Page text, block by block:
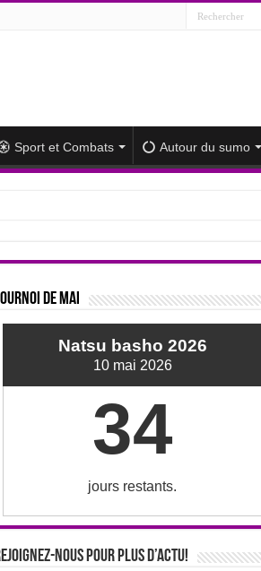
Sport et Combats Autour du sumo
diminuéde mai
Natsu basho 2026
10 mai 2026
34
jours restants.
nous pour plus d’actu!